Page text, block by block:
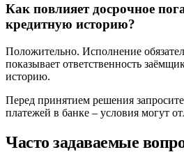
Как повлияет досрочное
кредитную историю?
Положительно. Исполнение
показывает ответственность
историю.
Перед принятием решения
платежей в банке – условия могут
Часто задаваемые